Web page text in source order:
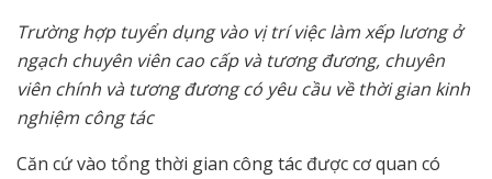
Trường hợp tuyển dụng vào vị trí việc làm xếp lương ở
ngạch chuyên viên cao cấp và tương đương, chuyên
viên chính và tương đương có yêu cầu về thời gian kinh
nghiệm công tác
Căn cứ vào tổng thời gian công tác được cơ quan có